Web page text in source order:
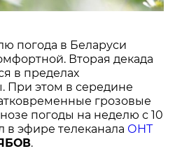
погода в Беларуси
Вторая декада
в пределах
При этом в середине
грозовые
погоды на неделю с 10
в эфире телеканала ОНТ
.